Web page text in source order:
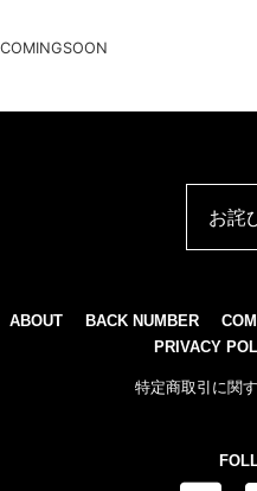
COMINGSOON
お詫
ABOUT BACK NUMBER
PRIVACY
特定商取引に関